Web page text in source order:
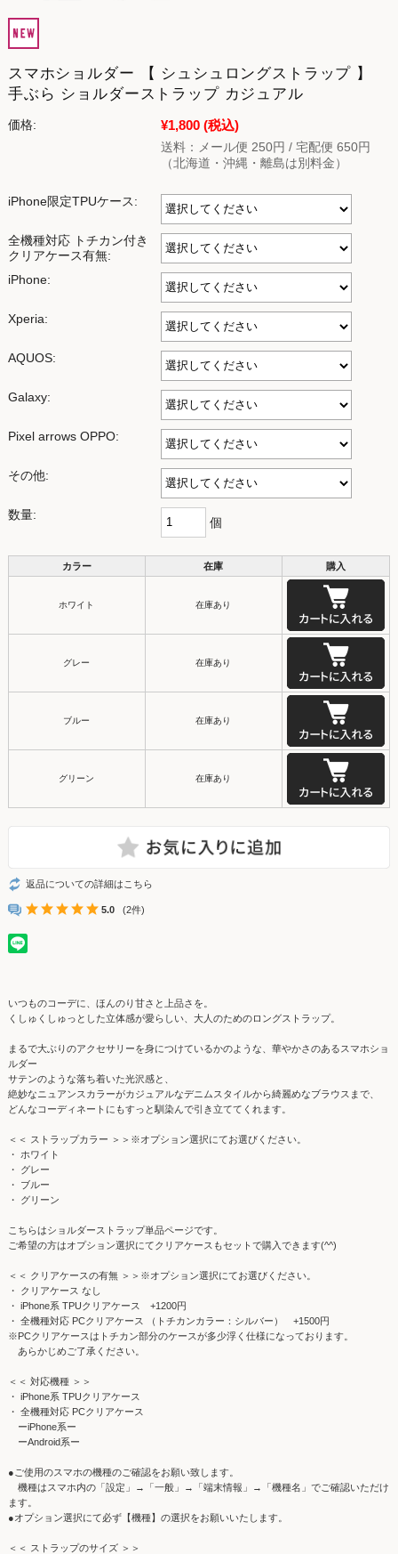
スマホショルダー 【 シュシュロングストラップ 】
手ぶら ショルダーストラップ カジュアル
価格: ¥1,800 (税込)
送料：メール便 250円 / 宅配便 650円
（北海道・沖縄・離島は別料金）
iPhone限定TPUケース:
全機種対応 トチカン付き
クリアケース有無:
iPhone:
Xperia:
AQUOS:
Galaxy:
Pixel arrows OPPO:
その他:
数量:
個
カラー 在庫 購入
ホワイト 在庫あり
グレー 在庫あり
ブルー 在庫あり
グリーン 在庫あり
返品についての詳細はこちら
5.0 (2件)
いつものコーデに、ほんのり甘さと上品さを。
くしゅくしゅっとした立体感が愛らしい、大人のためのロングストラップ。
まるで大ぶりのアクセサリーを身につけているかのような、華やかさのあるスマホショ
ルダー
サテンのような落ち着いた光沢感と、
絶妙なニュアンスカラーがカジュアルなデニムスタイルから綺麗めなブラウスまで、
どんなコーディネートにもすっと馴染んで引き立ててくれます。
＜＜ ストラップカラー ＞＞※オプション選択にてお選びください。
・ ホワイト
・ グレー
・ ブルー
・ グリーン
こちらはショルダーストラップ単品ページです。
ご希望の方はオプション選択にてクリアケースもセットで購入できます(^^)
＜＜ クリアケースの有無 ＞＞※オプション選択にてお選びください。
・ クリアケース なし
・ iPhone系 TPUクリアケース +1200円
・ 全機種対応 PCクリアケース （トチカンカラー：シルバー） +1500円
※PCクリアケースはトチカン部分のケースが多少浮く仕様になっております。
あらかじめご了承ください。
＜＜ 対応機種 ＞＞
・ iPhone系 TPUクリアケース
・ 全機種対応 PCクリアケース
ーiPhone系ー
ーAndroid系ー
●ご使用のスマホの機種のご確認をお願い致します。
機種はスマホ内の「設定」→「一般」→「端末情報」→「機種名」でご確認いただけ
ます。
●オプション選択にて必ず【機種】の選択をお願いいたします。
＜＜ ストラップのサイズ ＞＞